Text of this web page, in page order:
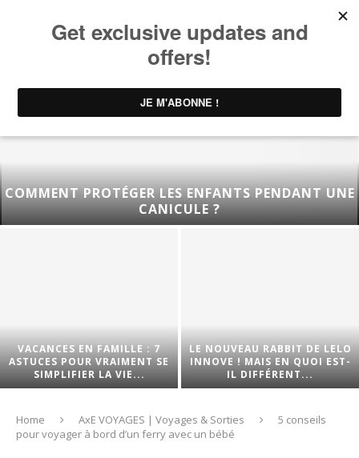
COMMENT PROTÉGER LES ENFANTS PENDANT UNE
CANICULE ?
VACANCES EN FAMILLE : 7
ASTUCES POUR VRAIMENT SE
SIMPLIFIER LA VIE...
LE NOUVEAU RABBIT DE LELO
INNOVE ! MAIS EN QUOI EST-
IL DIFFÉRENT...
Home AxE VOYAGES | Voyages & Sorties
5 conseils
pour voyager à bord d’un ferry avec un bébé